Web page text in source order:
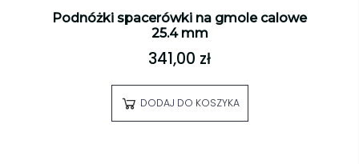
Podnóżki spacerówki na gmole calowe
25.4 mm
341,00 zł
DODAJ DO KOSZYKA